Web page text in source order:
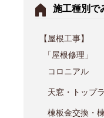
施⼯種別で
【屋根工事】
「屋根修理」
コロニアル
天窓・トップ
棟板金交換・